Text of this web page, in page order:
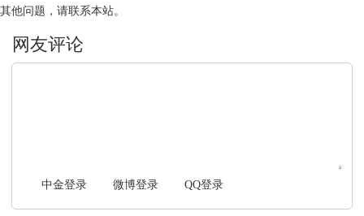
其他问题，请联系本站。
中金登录 微博登录 QQ登录